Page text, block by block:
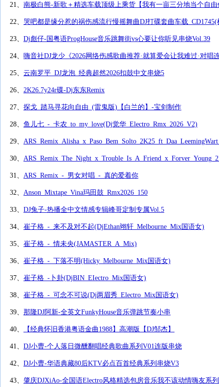
21、 南极白熊-新歌＋精选车载顶级上乘货【我有一亩三分地当个自
22、 哭吧都是缘分惹的祸伤感流行慢摇舞曲DJ打碟套曲车载
23、 Dj彪仔-国粤语ProgHouse音乐跳舞街vs心要让你听见串烧Vol.39
24、 嗨音社DJ龙少《2026网络伤感歌曲推荐·就算爱会让我难过·对唱
25、 云南罗平_DJ龙泡_经典超然2026扣鼓中文串烧5
26、 2K26.7y24r碟-Dj东东Remix
27、 探戈_踏马寻花向自由_(雷鬼版)【白兰的】-宝剑制作
28、 鱼儿七_-_卡农_to_my_love(Dj觉华_Electro_Rmx_2026_V2)
29、
30、
31、 ARS_Remix_-_男女对唱_-_真的爱着你
32、 Anson_Mixtape_Vina玛田鼓_Rmx2026_150
33、 DJ兔子-热播全中文情感专辑峰哥定制专属Vol.5
34、 崔子格_-_来不及对不起(DjEthan翊轩_Melbourne_Mix国语女)
35、 崔子格_-_情未央(JAMASTER_A_Mix)
36、 崔子格_-_下落不明(Hicky_Melbourne_Mix国语女)
37、 崔子格_-卜卦(DjBIN_EIectro_Mix国语女)
38、 崔子格_-_可念不可说(Dj两眉秀_Electro_Mix国语女)
39、 那隆DJ阿新-全英文FunkyHouse音乐弹跳节奏小串
40、 【经典怀旧香港粤语金曲1988】高潮版【DJ邹杰】
41、 DJ小曹-个人落日微醺翻唱经典歌曲系列V01连版串烧
42、 DJ小曹-华语典藏80后KTV必点百首经典系列串烧V3
43、 肇庆DJXiAo-全国语Electro风格精选包房音乐我不该动情嗨友系